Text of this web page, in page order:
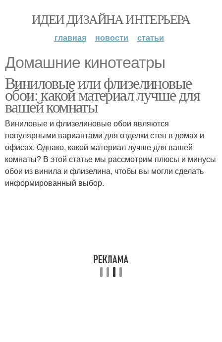
ИДЕИ ДИЗАЙНА ИНТЕРЬЕРА
главная новости статьи
Домашние кинотеатры
Виниловые или флизелиновые
обои: какой материал лучше для
вашей комнаты
Виниловые и флизелиновые обои являются
популярными вариантами для отделки стен в домах и
офисах. Однако, какой материал лучше для вашей
комнаты? В этой статье мы рассмотрим плюсы и минусы
обои из винила и флизелина, чтобы вы могли сделать
информированный выбор.